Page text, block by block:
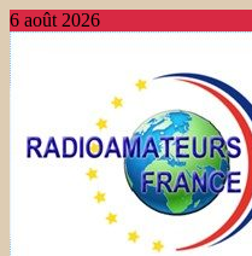
6 août 2026